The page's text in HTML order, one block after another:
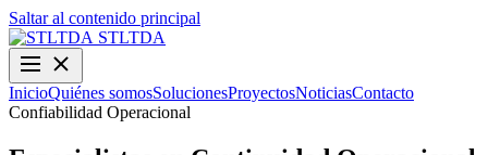
Saltar al contenido principal
STLTDA
InicioQuiénes somosSolucionesProyectosNoticiasContacto
Confiabilidad Operacional